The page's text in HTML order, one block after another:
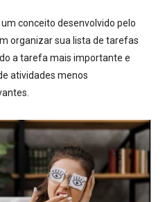
conceito desenvolvido pelo
organizar sua lista de tarefas
a tarefa mais importante e
atividades menos
.